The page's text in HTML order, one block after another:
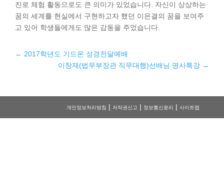
진로 체험 활동으로도 큰 의미가 있었습니다. 자신이 상상하는
꿈의 세계를 현실에서 구현하고자 했던 이은결의 꿈을 보여주
고 있어 학생들에게도 많은 감동을 주었습니다.
← 2017학년도 기드온 성경전달예배
이창재(법무부장관 직무대행)선배님 명사특강 →
개인정보처리방침 | 저작권신고 | 정보통신윤리 | 사이트맵